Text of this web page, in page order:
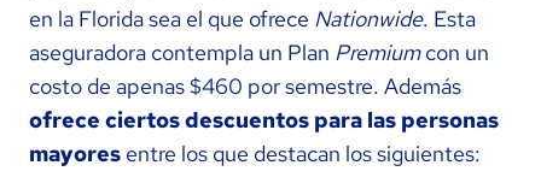
en la Florida sea el que ofrece Nationwide. Esta
aseguradora contempla un Plan Premiumcon un
costo de apenas $460 por semestre. Además
ofrece ciertos descuentos para las personas
mayores entre los que destacan los siguientes: